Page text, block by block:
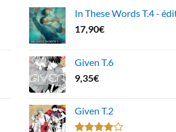
In These Words T.4 -
17,90€
Given T.6
9,35€
Given T.2